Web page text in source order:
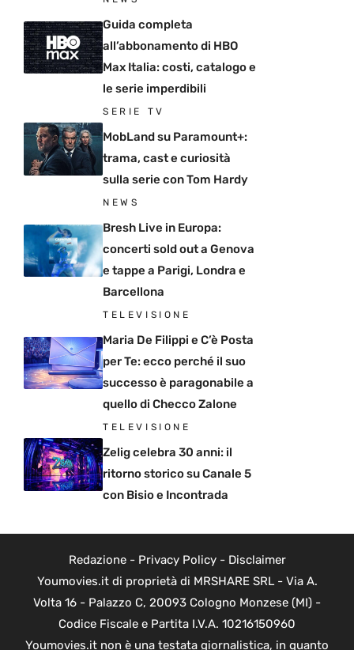
Guida completa
all’abbonamento di HBO
Max Italia: costi, catalogo e
le serie imperdibili
SERIE TV
MobLand su Paramount+:
trama, cast e curiosità
sulla serie con Tom Hardy
NEWS
Bresh Live in Europa:
concerti sold out a Genova
e tappe a Parigi, Londra e
Barcellona
TELEVISIONE
Maria De Filippi e C’è Posta
per Te: ecco perché il suo
successo è paragonabile a
quello di Checco Zalone
TELEVISIONE
Zelig celebra 30 anni: il
ritorno storico su Canale 5
con Bisio e Incontrada
Redazione- Privacy Policy- Disclaimer
Youmovies.it di proprietà di MRSHARE SRL - Via A.
Volta 16 - Palazzo C, 20093 Cologno Monzese (MI) -
Codice Fiscale e Partita I.V.A. 10216150960
Youmovies.it non è una testata giornalistica, in quanto